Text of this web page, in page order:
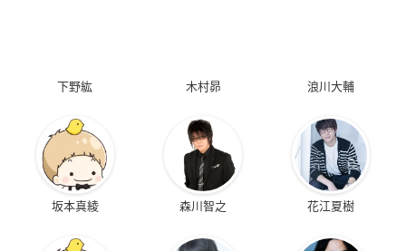
下野紘 木村昴 浪川大輔
坂本真綾 森川智之 花江夏樹